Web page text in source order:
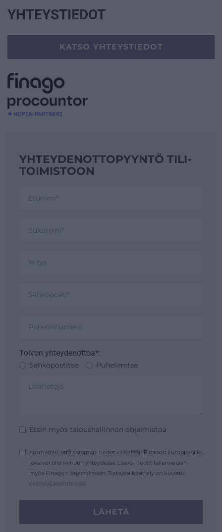
YHTEYSTIEDOT
KATSO YHTEYSTIEDOT
YHTEYDENOTTO­PYYNTÖ TILI­
TOIMISTOON
Toivon yhteydenottoa*:
Sähköpostitse Puhelimitse
Etsin myös taloushallinnon ohjelmistoa
Ymmärrän, että antamani tiedot välitetään Finagon kumppanille,
joka voi olla minuun yhteydessä. Lisäksi tiedot tallennetaan
myös Finagon järjestelmään. Tietojesi käsittely on kuvattu
tietosuojaselosteessa
LÄHETÄ